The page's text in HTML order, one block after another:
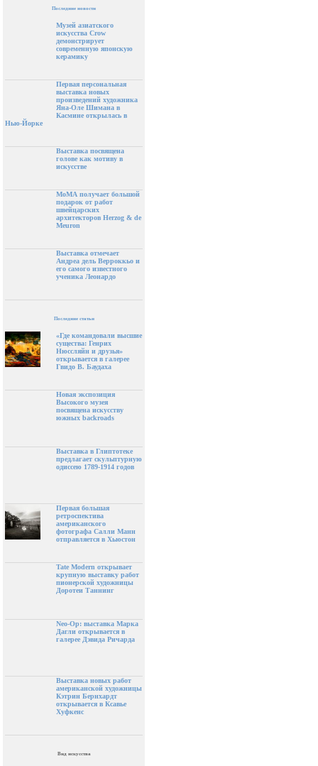
Последние новости
Музей азиатского
искусства Crow
демонстрирует
современную японскую
керамику
Первая персональная
выставка новых
произведений художника
Яна-Оле Шимана в
Касмине открылась в
Нью-Йорке
Выставка посвящена
голове как мотиву в
искусстве
МоМА получает большой
подарок от работ
швейцарских
архитекторов Herzog & de
Meuron
Выставка отмечает
Андреа дель Верроккьо и
его самого известного
ученика Леонардо
Последние статьи
«Где командовали высшие
существа: Генрих
Нюссляйн и друзья»
открывается в галерее
Гвидо В. Баудаха
Новая экспозиция
Высокого музея
посвящена искусству
южных backroads
Выставка в Глиптотеке
предлагает скульптурную
одиссею 1789-1914 годов
Первая большая
ретроспектива
американского
фотографа Салли Манн
отправляется в Хьюстон
Tate Modern открывает
крупную выставку работ
пионерской художницы
Доротеи Таннинг
Neo-Op: выставка Марка
Дагли открывается в
галерее Дэвида Ричарда
Выставка новых работ
американской художницы
Кэтрин Бернхардт
открывается в Ксавье
Хуфкенс
Вид искусства